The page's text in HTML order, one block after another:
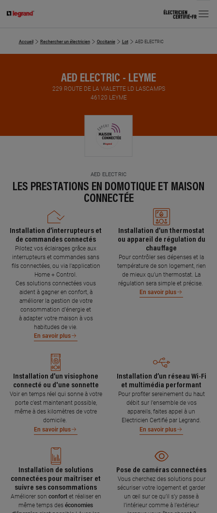
MENU
Accueil Rechercher un électricien Occitanie Lot AED ELECTRIC
AED ELECTRIC - LEYME
229 ROUTE DE LA VIALETTE LD LASCAMPS
46120 LEYME
AED ELECTRIC
LES PRESTATIONS EN DOMOTIQUE ET MAISON
CONNECTÉE
Installation d’interrupteurs et
de commandes connectés
Pilotez vos éclairages grâce aux
interrupteurs et commandes sans
fils connectées, ou via l'application
Home + Control.
Ces solutions connectées vous
aident à gagner en confort, à
améliorer la gestion de votre
consommation d’énergie et
à adapter votre maison à vos
habitudes de vie.
En savoir plus
Installation d’un thermostat
ou appareil de régulation du
chauffage
Pour contrôler ses dépenses et la
température de son logement, rien
de mieux qu’un thermostat. La
régulation sera simple et précise.
En savoir plus
Installation d’un visiophone
connecté ou d'une sonnette
Voir en temps réel qui sonne à votre
porte c’est maintenant possible,
même à des kilomètres de votre
domicile.
En savoir plus
Installation d’un réseau Wi-Fi
et multimédia performant
Pour profiter sereinement du haut
débit sur l’ensemble de vos
appareils, faites appel à un
Electricien Certifié par Legrand.
En savoir plus
Installation de solutions
connectées pour maîtriser et
suivre ses consommations
Améliorer son confort et réaliser en
même temps des économies
Pose de caméras connectées
Vous cherchez des solutions pour
sécuriser votre logement et garder
un œil sur ce qu’il s’y passe à
l’intérieur comme à l’extérieur